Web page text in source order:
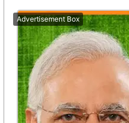
Advertisement Box